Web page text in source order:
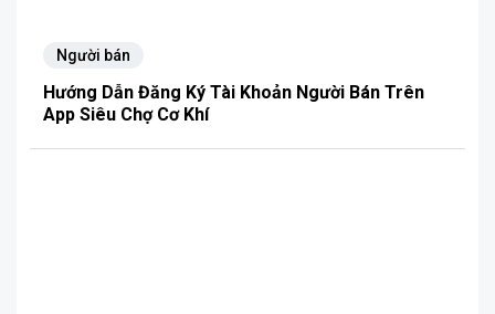
Người bán
Hướng Dẫn Đăng Ký Tài Khoản Người Bán Trên
App Siêu Chợ Cơ Khí